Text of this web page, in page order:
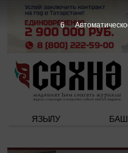
ЯЗЫЛУ
5